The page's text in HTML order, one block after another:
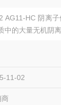
AG11-HC 阴离
中的大量无机阴
11-02